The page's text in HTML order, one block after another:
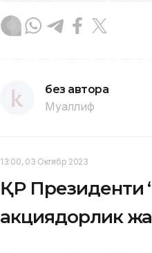
без автора
Муаллиф
13:00, 03 Октябр 2023
ҚР Президенти
акциядорлик